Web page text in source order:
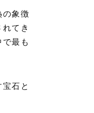
の象徴
てき
最も
石と